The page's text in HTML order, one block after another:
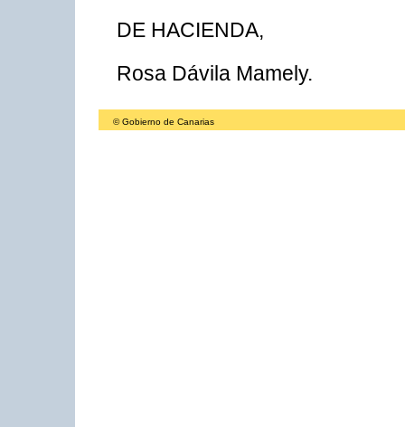
DE HACIENDA,
Rosa Dávila Mamely.
© Gobierno de Canarias